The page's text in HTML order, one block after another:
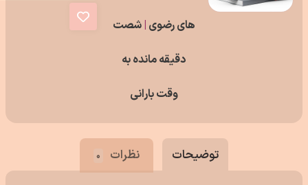
های رضوی |شصت
دقیقه مانده به
وقت بارانی
توضیحات نظرات ۰